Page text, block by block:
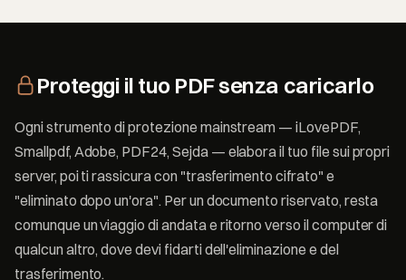
Proteggi il tuo PDF senza caricarlo
Ogni strumento di protezione mainstream — iLovePDF,
Smallpdf, Adobe, PDF24, Sejda — elabora il tuo file sui propri
server, poi ti rassicura con "trasferimento cifrato" e
"eliminato dopo un'ora". Per un documento riservato, resta
comunque un viaggio di andata e ritorno verso il computer di
qualcun altro, dove devi fidarti dell'eliminazione e del
trasferimento.